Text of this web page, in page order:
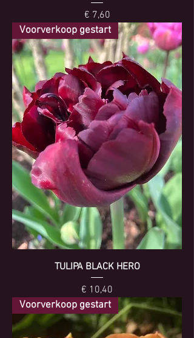
Prijs
€ 7,60
Voorverkoop gestart
TULIPA BLACK HERO
Prijs
€ 10,40
Voorverkoop gestart